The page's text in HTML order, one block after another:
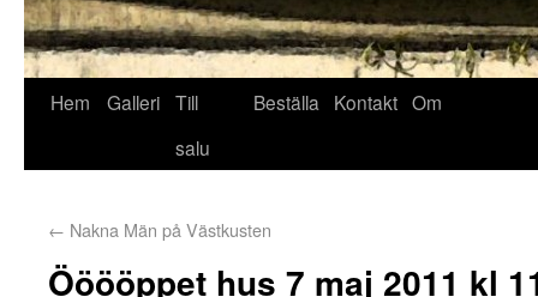
Hem Galleri Till
salu
Beställa Kontakt Om
← Nakna Män på Västkusten
Ööööppet hus 7 maj 2011 kl